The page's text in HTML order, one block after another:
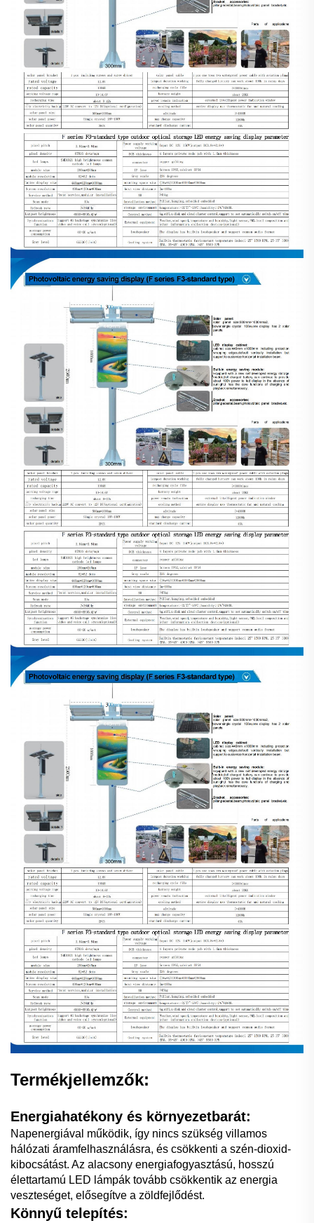
Termékjellemzők:
Energiahatékony és környezetbarát:
Napenergiával működik, így nincs szükség villamos
hálózati áramfelhasználásra, és csökkenti a szén-dioxid-
kibocsátást. Az alacsony energiafogyasztású, hosszú
élettartamú LED lámpák tovább csökkentik az energia
veszteséget, elősegítve a zöldfejlődést.
Könnyű telepítés: